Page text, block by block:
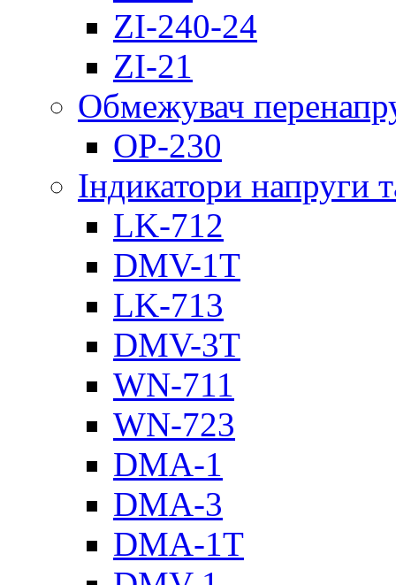
ZI-240-24
ZI-21
Обмежувач
OP-230
Індикатори напруги
LK-712
DMV-1T
LK-713
DMV-3T
WN-711
WN-723
DMA-1
DMA-3
DMA-1T